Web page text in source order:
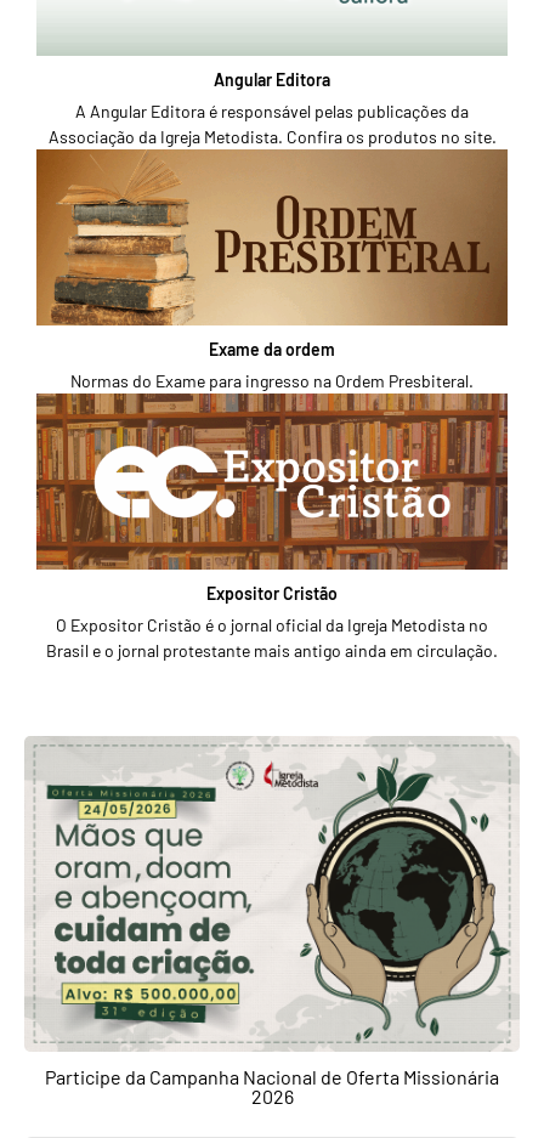
Angular Editora
A Angular Editora é responsável pelas publicações da
Associação da Igreja Metodista. Confira os produtos no site.
Exame da ordem
Normas do Exame para ingresso na Ordem Presbiteral.
Expositor Cristão
O Expositor Cristão é o jornal oficial da Igreja Metodista no
Brasil e o jornal protestante mais antigo ainda em circulação.
Participe da Campanha Nacional de Oferta Missionária
2026